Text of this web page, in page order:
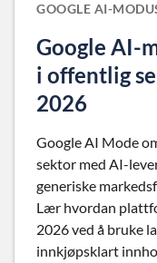
GOOGLE AI-
Google AI-
i offentlig
2026
Google AI Mode
sektor med AI-
generiske
Lær hvordan
2026 ved å bruke
innkjøpsklart